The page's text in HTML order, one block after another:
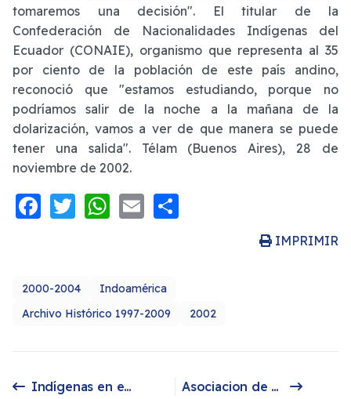
tomaremos una decisión". El titular de la
Confederación de Nacionalidades Indígenas del
Ecuador (CONAIE), organismo que representa al 35
por ciento de la población de este país andino,
reconoció que "estamos estudiando, porque no
podríamos salir de la noche a la mañana de la
dolarización, vamos a ver de que manera se puede
tener una salida". Télam (Buenos Aires), 28 de
noviembre de 2002.
Facebook
Twitter
WhatsApp
Email
IMPRIMIR
2000-2004
Indoamérica
Archivo Histórico 1997-2009
2002
Indígenas en el gobierno
Artículo siguiente: Asociacion de comunidades reclama 500 mil hectáreas a Salta:
Asociacion de comunidades reclama 500 mil hectáreas a Salta: